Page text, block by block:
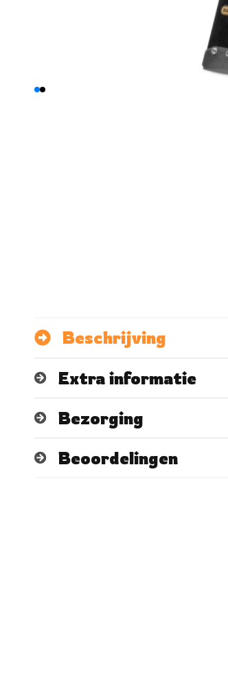
Beschrijving
Extra informatie
Bezorging
Beoordelingen